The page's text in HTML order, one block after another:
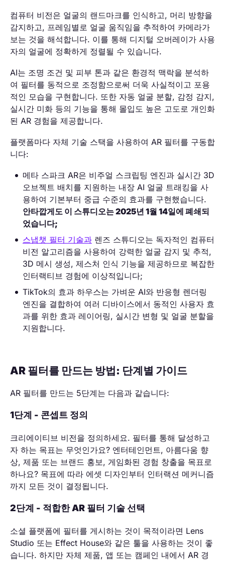
컴퓨터 비전은 얼굴의 랜드마크를 인식하고, 머리 방향을
감지하고, 프레임별로 얼굴 움직임을 추적하여 카메라가
보는 것을 해석합니다. 이를 통해 디지털 오버레이가 사용
자의 얼굴에 정확하게 정렬될 수 있습니다.
AI는 조명 조건 및 피부 톤과 같은 환경적 맥락을 분석하
여 필터를 동적으로 조정함으로써 더욱 사실적이고 포용
적인 모습을 구현합니다. 또한 자동 얼굴 분할, 감정 감지,
실시간 미화 등의 기능을 통해 몰입도 높은 고도로 개인화
된 AR 경험을 제공합니다.
플랫폼마다 자체 기술 스택을 사용하여 AR 필터를 구동합
니다:
메타 스파크 AR은 비주얼 스크립팅 엔진과 실시간 3D
오브젝트 배치를 지원하는 내장 AI 얼굴 트래킹을 사
용하여 기본부터 중급 수준의 효과를 구현했습니다.
안타깝게도 이 스튜디오는 2025년 1월 14일에 폐쇄되
었습니다;
스냅챗 필터 기술과 렌즈 스튜디오는 독자적인 컴퓨터
비전 알고리즘을 사용하여 강력한 얼굴 감지 및 추적,
3D 메시 생성, 제스처 인식 기능을 제공하므로 복잡한
인터랙티브 경험에 이상적입니다;
TikTok의 효과 하우스는 가벼운 AI와 반응형 렌더링
엔진을 결합하여 여러 디바이스에서 동적인 사용자 효
과를 위한 효과 레이어링, 실시간 변형 및 얼굴 분할을
지원합니다.
AR 필터를 만드는 방법: 단계별 가이드
AR 필터를 만드는 5단계는 다음과 같습니다:
1단계 - 콘셉트 정의
크리에이티브 비전을 정의하세요. 필터를 통해 달성하고
자 하는 목표는 무엇인가요? 엔터테인먼트, 아름다움 향
상, 제품 또는 브랜드 홍보, 게임화된 경험 창출을 목표로
하나요? 목표에 따라 에셋 디자인부터 인터랙션 메커니즘
까지 모든 것이 결정됩니다.
2단계 - 적합한 AR 필터 기술 선택
소셜 플랫폼에 필터를 게시하는 것이 목적이라면 Lens
Studio 또는 Effect House와 같은 툴을 사용하는 것이 좋
습니다. 하지만 자체 제품, 앱 또는 캠페인 내에서 AR 경